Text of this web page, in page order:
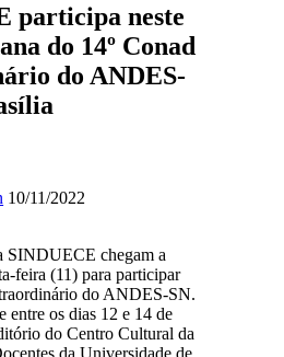
participa neste
do 14º Conad
do ANDES-
10/11/2022
SINDUECE chegam a
feira (11) para participar
do ANDES-SN.
entre os dias 12 e 14 de
do Centro Cultural da
da Universidade de